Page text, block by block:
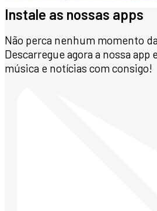
Instale as nossas apps
Não perca nenhum momento
Descarregue agora a nossa app
música e notícias com consigo!